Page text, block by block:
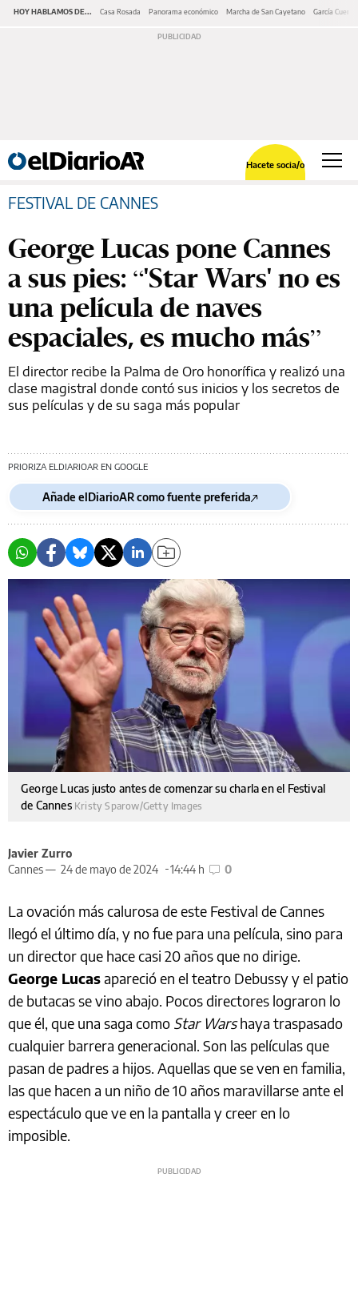
HOY HABLAMOS DE... Casa Rosada Panorama económico Marcha de San Cayetano García Cuerva
Hacete socia/o
FESTIVAL DE CANNES
George Lucas pone Cannes
a sus pies: “'Star Wars' no es
una película de naves
espaciales, es mucho más”
El director recibe la Palma de Oro honorífica y realizó una
clase magistral donde contó sus inicios y los secretos de
sus películas y de su saga más popular
PRIORIZA ELDIARIOAR EN GOOGLE
Añade elDiarioAR como fuente preferida
George Lucas justo antes de comenzar su charla en el Festival
de Cannes Kristy Sparow/Getty Images
Javier Zurro
Cannes — 24 de mayo de 2024 14:44 h 0
La ovación más calurosa de este Festival de Cannes
llegó el último día, y no fue para una película, sino para
un director que hace casi 20 años que no dirige.
George Lucasapareció en el teatro Debussy y el patio
de butacas se vino abajo. Pocos directores lograron lo
que él, que una saga como Star Warshaya traspasado
cualquier barrera generacional. Son las películas que
pasan de padres a hijos. Aquellas que se ven en familia,
las que hacen a un niño de 10 años maravillarse ante el
espectáculo que ve en la pantalla y creer en lo
imposible.